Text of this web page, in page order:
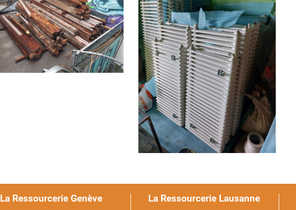
La Ressourcerie Genève La Ressourcerie Lausanne